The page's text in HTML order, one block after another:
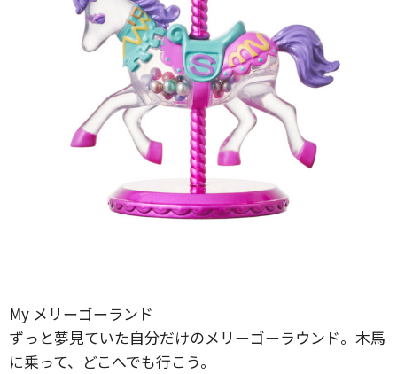
My メリーゴーランド
ずっと夢見ていた自分だけのメリーゴーラウンド。木馬
に乗って、どこへでも行こう。